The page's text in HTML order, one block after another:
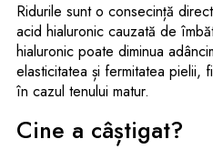
Ridurile sunt o consecință
acid hialuronic cauzată de
hialuronic poate diminua
elasticitatea și fermitatea pielii,
în cazul tenului matur.
Cine a câștigat?